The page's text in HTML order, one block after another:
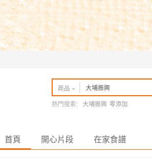
商品
熱門搜索: 大埔振興 零添加
首頁 開心片段 在家食譜